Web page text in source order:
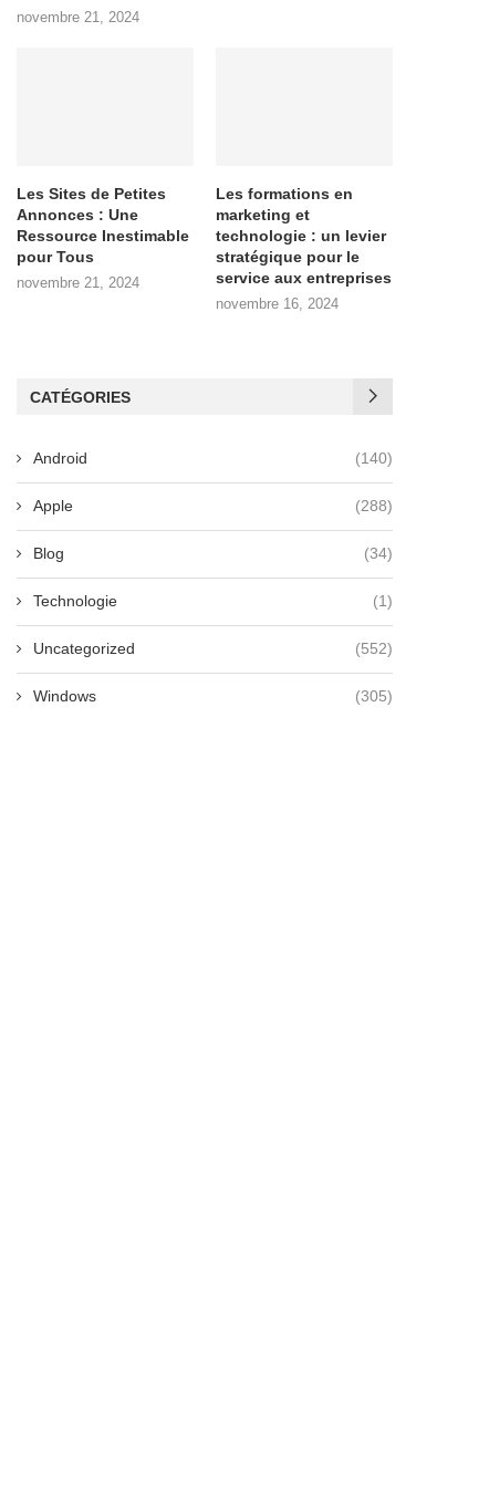
novembre 21, 2024
Les Sites de Petites
Annonces : Une
Ressource Inestimable
pour Tous
novembre 21, 2024
Les formations en
marketing et
technologie : un levier
stratégique pour le
service aux entreprises
novembre 16, 2024
CATÉGORIES
Android (140)
Apple (288)
Blog (34)
Technologie (1)
Uncategorized (552)
Windows (305)